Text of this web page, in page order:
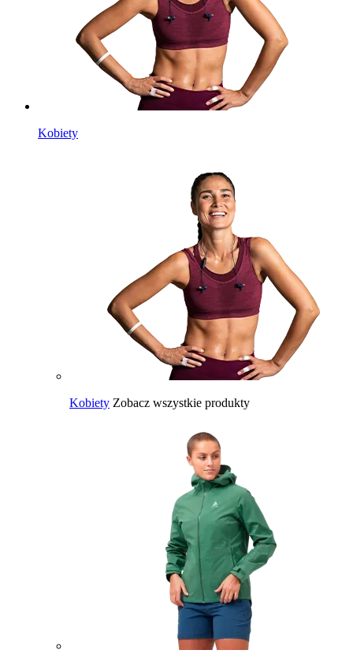
Kobiety
Kobiety Zobacz wszystkie produkty